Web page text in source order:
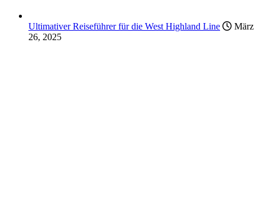
Ultimativer Reiseführer für die West Highland Line
März
26, 2025